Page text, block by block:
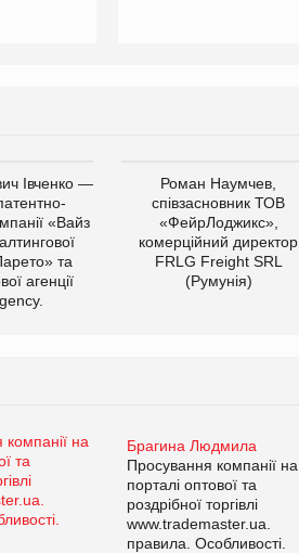
Івченко —
«Вайз
та
агенції
Роман Наумчев,
співзасновник ТОВ
«ФейрЛоджикс»,
комерційний директор
FRLG Freight SRL
(Румунія)
Брагина Людмила
Просування компанії на
порталі оптової та
роздрібної торгівлі
www.trademaster.ua.
правила. Особливості.